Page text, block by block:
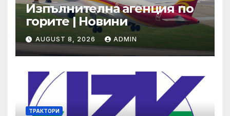
Изпълнителна агенция по
горите | Новини
AUGUST 8, 2026 ADMIN
ТРАКТОРИ